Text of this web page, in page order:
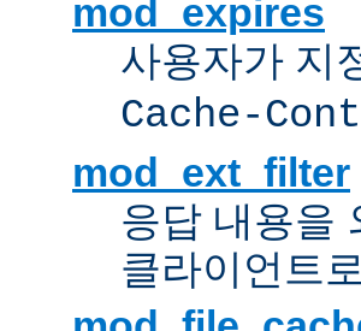
mod_expires
사용자가 지
Cache-
mod_ext_filter
응답 내용을
클라이언트